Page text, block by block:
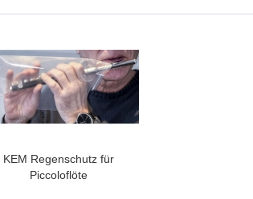
KEM Regenschutz für
Piccoloflöte